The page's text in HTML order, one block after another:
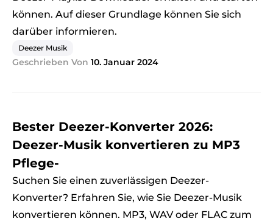
können. Auf dieser Grundlage können Sie sich
darüber informieren.
Deezer Musik
Geschrieben Von 10. Januar 2024
Bester Deezer-Konverter 2026:
Deezer-Musik konvertieren zu MP3
Pflege-
Suchen Sie einen zuverlässigen Deezer-
Konverter? Erfahren Sie, wie Sie Deezer-Musik
konvertieren können. MP3, WAV oder FLAC zum